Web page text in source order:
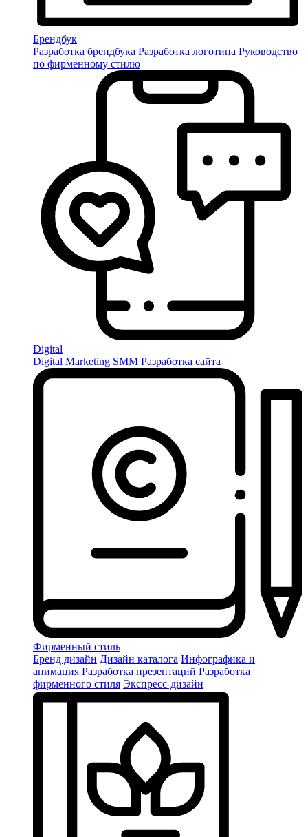
Брендбук
Разработка брендбука Разработка логотипа Руководство
по фирменному стилю
Digital
Digital Marketing SMM Разработка сайта
Фирменный стиль
Бренд дизайн Дизайн каталога Инфографика и
анимация Разработка презентаций Разработка
фирменного стиля Экспресс-дизайн